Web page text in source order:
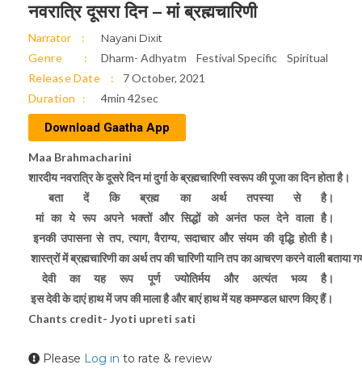
नवरात्रि दूसरा दिन – मां ब्रह्मचारिणी
Narrator Nayani Dixit
Genre Dharm- Adhyatm Festival Specific
Spiritual
Release Date
7 October, 2021
Duration
4min 42sec
Download Gaatha App
Maa Brahmacharini
शारदीय नवरात्रि के दूसरे दिन मां दुर्गा के ब्रह्मचारिणी स्वरूप की पूजा का दिन होता है।
बता दें कि ब्रह्म का अर्थ तपस्या से है।
मां का ये रूप अपने भक्तों और सिद्धों को अनंत फल देने वाला है।
इनकी उपासना से तप, त्याग, वैराग्य, सदाचार और संयम की वृद्धि होती है।
शास्त्रों में ब्रह्मचारिणी का अर्थ तप की चारिणी यानि तप का आचरण करने वाली बताया
देवी का यह रूप पूर्ण ज्योतिर्मय और अत्यंत भव्य है।
इस देवी के दाएं हाथ में जप की माला है और बाएं हाथ में यह कमण्डल धारण किए हैं।
Chants credit- Jyoti upreti sati
Please Log in to rate & review